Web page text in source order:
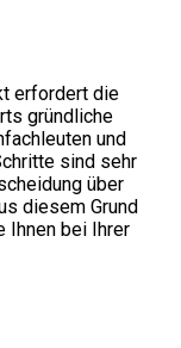
erfordert die
gründliche
und
sind sehr
über
diesem Grund
Ihnen bei Ihrer